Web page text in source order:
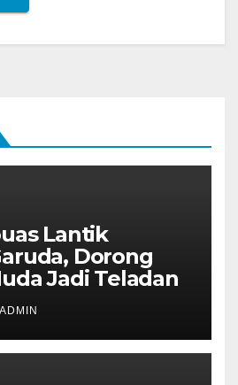
Lantik
Dorong
Jadi Teladan
ADMIN